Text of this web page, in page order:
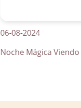
06-08-2024
Noche Mágica Viendo